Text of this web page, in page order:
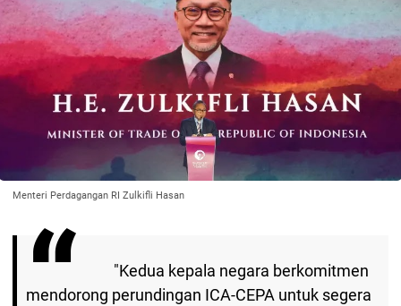
Menteri Perdagangan RI Zulkifli Hasan
"Kedua kepala negara berkomitmen
mendorong perundingan ICA-CEPA untuk segera